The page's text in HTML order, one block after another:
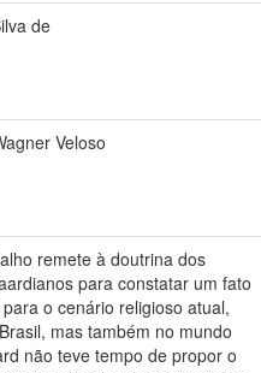
de
Veloso
remete à doutrina dos
para constatar um fato
o cenário religioso atual,
mas também no mundo
não teve tempo de propor o